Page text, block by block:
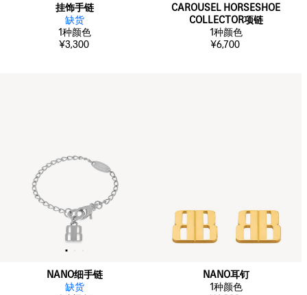
挂饰手链
缺货
1种颜色
¥3,300
CAROUSEL HORSESHOE
COLLECTOR项链
1种颜色
¥6,700
NANO细手链
缺货
NANO耳钉
1种颜色